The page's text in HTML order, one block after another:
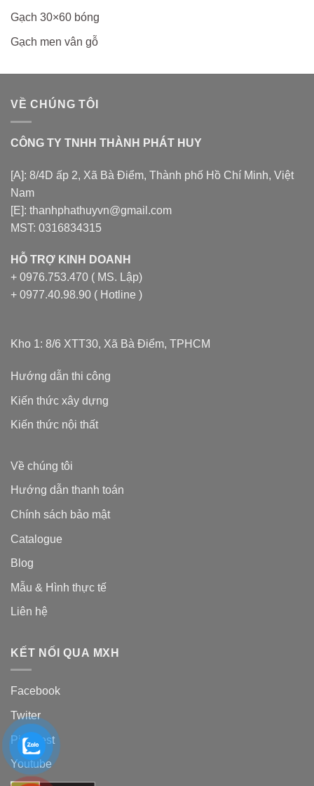
Gạch 30×60 bóng
Gạch men vân gỗ
VỀ CHÚNG TÔI
CÔNG TY TNHH THÀNH PHÁT HUY
[A]: 8/4D ấp 2, Xã Bà Điểm, Thành phố Hồ Chí Minh, Việt
Nam
[E]: thanhphathuyvn@gmail.com
MST: 0316834315
HỖ TRỢ KINH DOANH
+ 0976.753.470 ( MS. Lập)
+ 0977.40.98.90 ( Hotline )
Kho 1: 8/6 XTT30, Xã Bà Điểm, TPHCM
Hướng dẫn thi công
Kiến thức xây dựng
Kiến thức nội thất
Về chúng tôi
Hướng dẫn thanh toán
Chính sách bảo mật
Catalogue
Blog
Mẫu & Hình thực tế
Liên hệ
KẾT NỐI QUA MXH
Facebook
Twiter
Pinterest
Youtube